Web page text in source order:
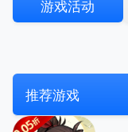
游戏活动
推荐游戏